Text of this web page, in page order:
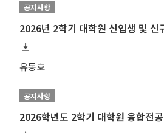
공지사항
유동호
공지사항